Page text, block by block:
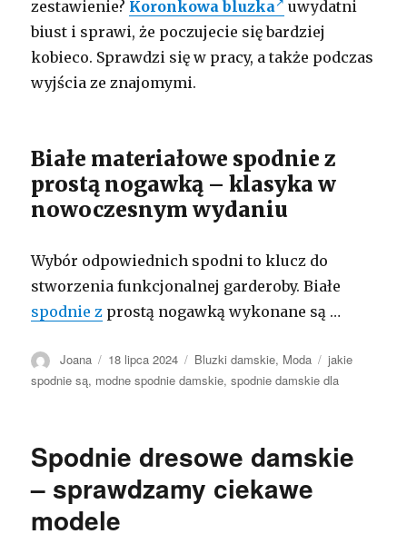
zestawienie? Koronkowa bluzka
uwydatni
biust i sprawi, że poczujecie się bardziej
kobieco. Sprawdzi się w pracy, a także podczas
wyjścia ze znajomymi.
Białe materiałowe spodnie z
prostą nogawką – klasyka w
nowoczesnym wydaniu
Wybór odpowiednich spodni to klucz do
stworzenia funkcjonalnej garderoby. Białe
spodnie z prostą nogawką wykonane są …
Autor
Joana Opublikowano
18 lipca 2024 Kategorie
Bluzki damskie, Moda Tagi
jakie
spodnie są, modne spodnie damskie,spodnie damskie dla
Spodnie dresowe damskie
– sprawdzamy ciekawe
modele